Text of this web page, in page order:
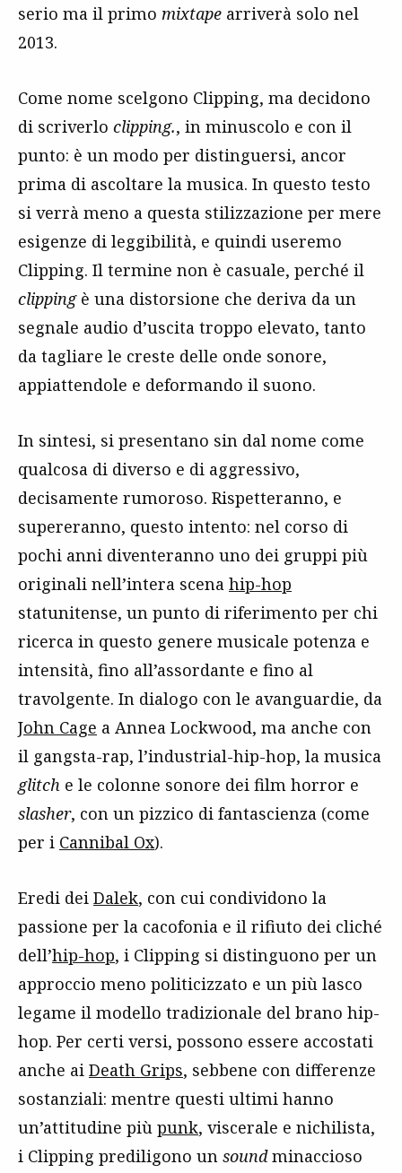
serio ma il primo mixtape arriverà solo nel
2013.
Come nome scelgono Clipping, ma decidono
di scriverlo clipping., in minuscolo e con il
punto: è un modo per distinguersi, ancor
prima di ascoltare la musica. In questo testo
si verrà meno a questa stilizzazione per mere
esigenze di leggibilità, e quindi useremo
Clipping. Il termine non è casuale, perché il
clippingè una distorsione che deriva da un
segnale audio d’uscita troppo elevato, tanto
da tagliare le creste delle onde sonore,
appiattendole e deformando il suono.
In sintesi, si presentano sin dal nome come
qualcosa di diverso e di aggressivo,
decisamente rumoroso. Rispetteranno, e
supereranno, questo intento: nel corso di
pochi anni diventeranno uno dei gruppi più
originali nell’intera scena hip-hop
statunitense, un punto di riferimento per chi
ricerca in questo genere musicale potenza e
intensità, fino all’assordante e fino al
travolgente. In dialogo con le avanguardie, da
John Cage a Annea Lockwood, ma anche con
il gangsta-rap, l’industrial-hip-hop, la musica
glitch e le colonne sonore dei film horror e
slasher, con un pizzico di fantascienza (come
per i Cannibal Ox).
Eredi dei Dalek, con cui condividono la
passione per la cacofonia e il rifiuto dei cliché
dell’hip-hop, i Clipping si distinguono per un
approccio meno politicizzato e un più lasco
legame il modello tradizionale del brano hip-
hop. Per certi versi, possono essere accostati
anche ai Death Grips, sebbene con differenze
sostanziali: mentre questi ultimi hanno
un’attitudine più punk, viscerale e nichilista,
i Clipping prediligono un soundminaccioso